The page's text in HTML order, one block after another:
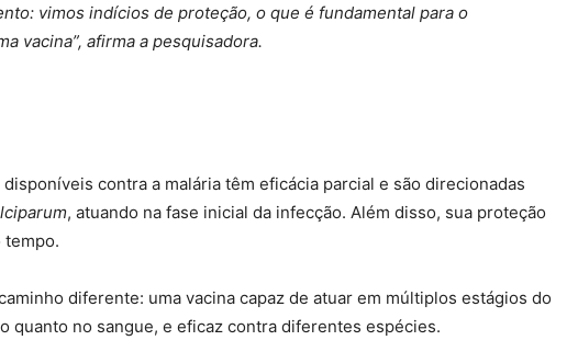
vimos indícios de proteção, o que é fundamental para o
vacina”, afirma a pesquisadora.
contra a malária têm eficácia parcial e são direcionadas
, atuando na fase inicial da infecção. Além disso, sua proteção
tempo.
diferente: uma vacina capaz de atuar em múltiplos estágios do
quanto no sangue, e eficaz contra diferentes espécies.